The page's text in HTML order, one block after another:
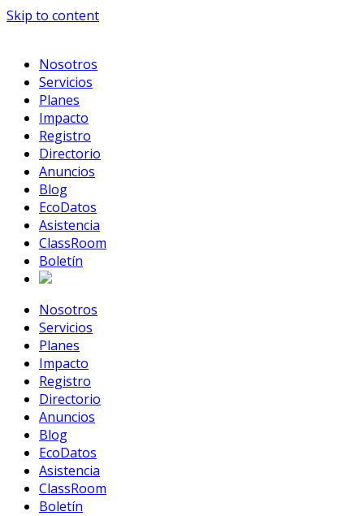
Skip to content
Nosotros
Servicios
Planes
Impacto
Registro
Directorio
Anuncios
Blog
EcoDatos
Asistencia
ClassRoom
Boletín
Nosotros
Servicios
Planes
Impacto
Registro
Directorio
Anuncios
Blog
EcoDatos
Asistencia
ClassRoom
Boletín